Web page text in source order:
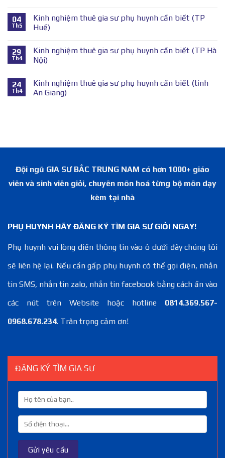
04
Th5
Kinh nghiệm thuê gia sư phụ huynh cần biết (TP
Huế)
29
Th4
Kinh nghiệm thuê gia sư phụ huynh cần biết (TP Hà
Nội)
24
Th4
Kinh nghiệm thuê gia sư phụ huynh cần biết (tỉnh
An Giang)
Đội ngũ GIA SƯ BẮC TRUNG NAM có hơn 1000+ giáo
viên và sinh viên giỏi, chuyên môn hoá từng bộ môn dạy
kèm tại nhà
PHỤ HUYNH HÃY ĐĂNG KÝ TÌM GIA SƯ GIỎI NGAY!
Phụ huynh vui lòng điền thông tin vào ô dưới đây chúng tôi
sẽ liên hệ lại. Nếu cần gấp phụ huynh có thể gọi điện, nhắn
tin SMS, nhắn tin zalo, nhắn tin facebook bằng cách ấn vào
các nút trên Website hoặc hotline 0814.369.567-
0968.678.234. Trân trọng cảm ơn!
ĐĂNG KÝ TÌM GIA SƯ